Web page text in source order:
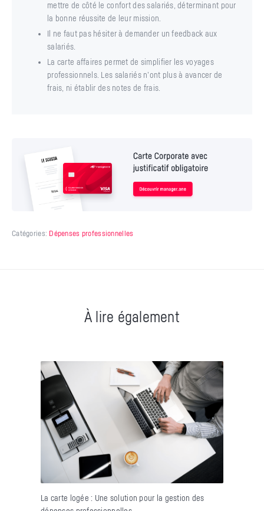
mettre de côté le confort des salariés, déterminant pour
la bonne réussite de leur mission.
Il ne faut pas hésiter à demander un feedback aux
salariés.
La carte affaires permet de simplifier les voyages
professionnels. Les salariés n’ont plus à avancer de
frais, ni établir des notes de frais.
Catégories: Dépenses professionnelles
À lire également
La carte logée : Une solution pour la gestion des